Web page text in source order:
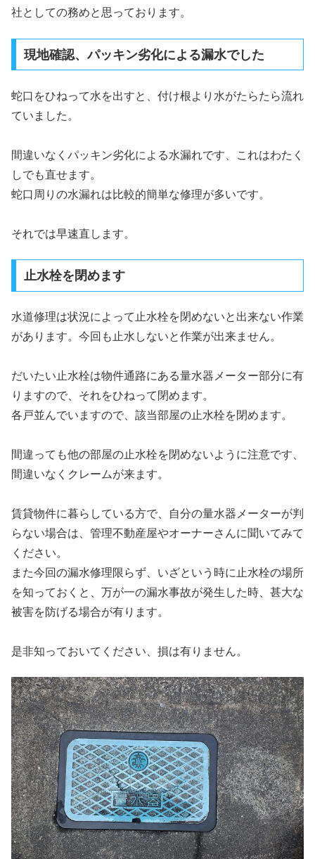
社としての務めと思っております。
現地確認、パッキン劣化による漏水でした
蛇口をひねって水を出すと、付け根より水がたらたら流れ
ていました。
間違いなくパッキン劣化による水漏れです、これはわたく
しでも直せます。
蛇口周りの水漏れは比較的簡単な修理が多いです。
それでは早速直します。
止水栓を閉めます
水道修理は状況によって止水栓を閉めないと出来ない作業
があります。今回も止水しないと作業が出来ません。
だいたい止水栓は物件通路にある量水器メーター部分に有
りますので、それをひねって閉めます。
各戸並んでいますので、該当部屋の止水栓を閉めます。
間違っても他の部屋の止水栓を閉めないように注意です、
間違いなくクレームが来ます。
賃貸物件に暮らしている方で、自分の量水器メーターが判
らない場合は、管理不動産屋やオーナーさんに聞いてみて
ください。
また今回の漏水修理限らず、いざという時に止水栓の場所
を知っておくと、万が一の漏水事故が発生した時、甚大な
被害を防げる場合が有ります。
是非知っておいてください、損は有りません。